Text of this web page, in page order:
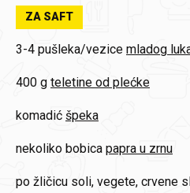
ZA SAFT
3-4 pušleka/vezice mladog
400 g teletine od plećke
komadić špeka
nekoliko bobica papra u zrnu
po žličicu soli, vegete, crvene